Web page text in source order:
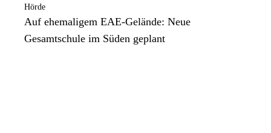
Hörde
Auf ehemaligem EAE-Gelände: Neue
Gesamtschule im Süden geplant